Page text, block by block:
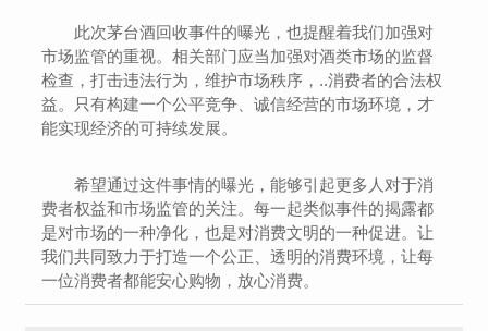
此次茅台酒回收事件的曝光，也提醒着我们加强对
市场监管的重视。相关部门应当加强对酒类市场的监督
检查，打击违法行为，维护市场秩序，..消费者的合法权
益。只有构建一个公平竞争、诚信经营的市场环境，才
能实现经济的可持续发展。
希望通过这件事情的曝光，能够引起更多人对于消
费者权益和市场监管的关注。每一起类似事件的揭露都
是对市场的一种净化，也是对消费文明的一种促进。让
我们共同致力于打造一个公正、透明的消费环境，让每
一位消费者都能安心购物，放心消费。